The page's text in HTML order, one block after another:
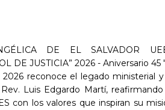
DE EL SALVADOR
DE JUSTICIA” 2026 - Aniversario 45
reconoce el legado ministerial
Luis Edgardo Martí,
con los valores que inspiran su